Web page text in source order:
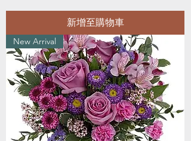
新增至購物車
New Arrival